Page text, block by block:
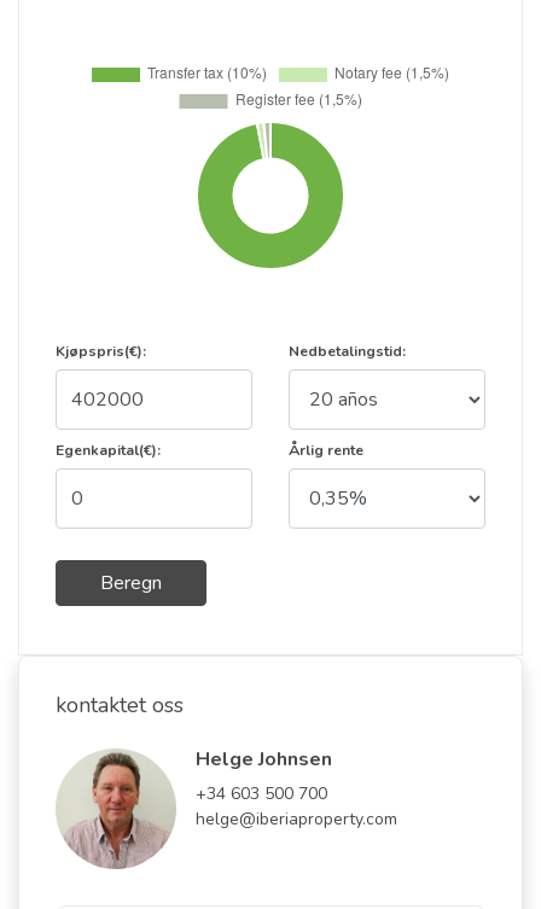
Kjøpspris(€):
Egenkapital(€):
Beregn
Nedbetalingstid:
Årlig rente
kontaktet oss
Helge Johnsen
+34 603 500 700
helge@iberiaproperty.com